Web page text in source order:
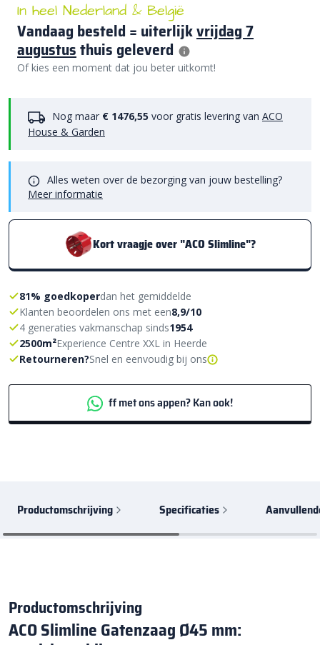
In heel Nederland & België
Vandaag besteld = uiterlijkvrijdag 7
augustusthuis geleverd
Of kies een moment dat jou beter uitkomt!
Nog maar € 1476,55 voor gratis levering van ACO
House & Garden
Alles weten over de bezorging van jouw bestelling?
Meer informatie
Kort vraagje over "ACO Slimline"?
81% goedkoperdan het gemiddelde
Klanten beoordelen ons met een8,9/10
4 generaties vakmanschap sinds1954
2500m²Experience Centre XXL in Heerde
Retourneren?Snel en eenvoudig bij ons
ff met ons appen? Kan ook!
Productomschrijving Specificaties
Productomschrijving
ACO Slimline Gatenzaag Ø45 mm: